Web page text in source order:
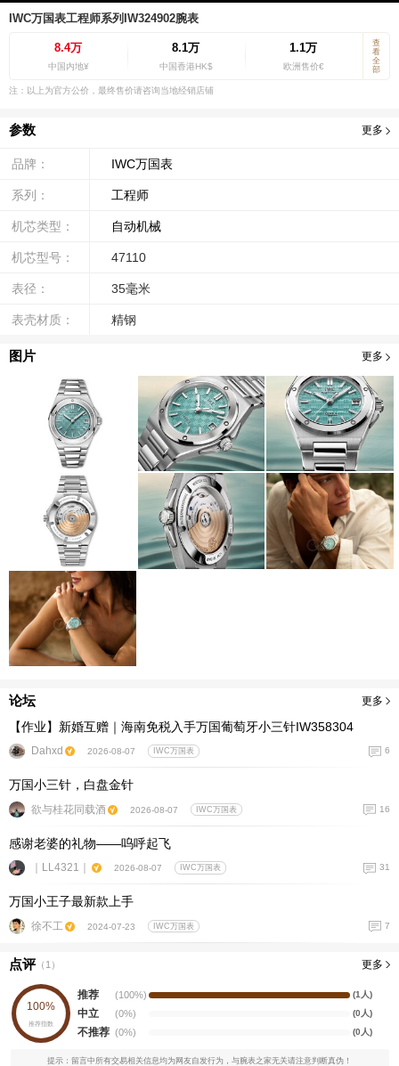
IWC万国表工程师系列IW324902腕表
8.4万
中国内地¥
8.1万
中国香港HK$
1.1万
欧洲售价€
查
看
全
部
注：以上为官方公价，最终售价请咨询当地经销店铺
参数 更多
品牌： IWC万国表
系列： 工程师
机芯类型： 自动机械
机芯型号： 47110
表径： 35毫米
表壳材质： 精钢
图片 更多
论坛 更多
【作业】新婚互赠｜海南免税入手万国葡萄牙小三针IW358304
Dahxd 2026-08-07 IWC万国表 6
万国小三针，白盘金针
欲与桂花同载酒 2026-08-07 IWC万国表 16
感谢老婆的礼物——呜呼起飞
｜LL4321｜ 2026-08-07 IWC万国表 31
万国小王子最新款上手
徐不工 2024-07-23 IWC万国表 7
点评（ 1 ） 更多
100%
推荐指数
推荐 (100%) (1人)
中立 (0%) (0人)
不推荐 (0%) (0人)
提示：留言中所有交易相关信息均为网友自发行为，与腕表之家无关请注意判断真伪！